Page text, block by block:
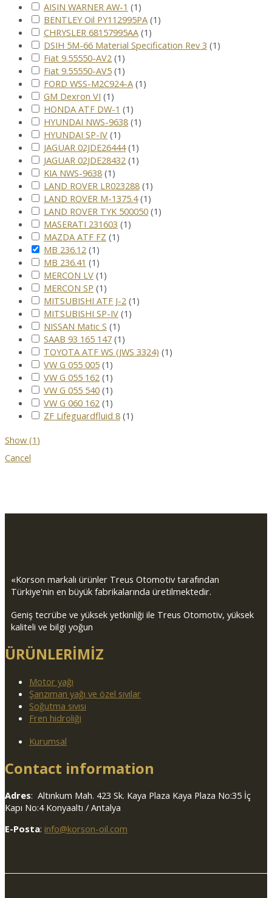
AISIN WARNER AW-1 (1 )
BENTLEY Oil PY112995PA (1 )
CHRYSLER 68157995AA (1 )
DSIH 5M-66 Material Specification Rev 3 (1 )
Fiat 9.55550-AV2 (1 )
Fiat 9.55550-AV5 (1 )
FORD WSS-M2C924-A (1 )
GM Dexron VI (1 )
HONDA ATF DW-1 (1 )
HYUNDAI NWS-9638 (1 )
HYUNDAI SP-IV (1 )
JAGUAR 02JDE26444 (1 )
JAGUAR 02JDE28432 (1 )
KIA NWS-9638 (1 )
LAND ROVER LR023288 (1 )
LAND ROVER M-1375.4 (1 )
LAND ROVER TYK 500050 (1 )
MASERATI 231603 (1 )
MAZDA ATF FZ (1 )
MB 236.12 (1 )
MB 236.41 (1 )
MERCON LV (1 )
MERCON SP (1 )
MITSUBISHI ATF J-2 (1 )
MITSUBISHI SP-IV (1 )
NISSAN Matic S (1 )
SAAB 93 165 147 (1 )
TOYOTA ATF WS (JWS 3324) (1 )
VW G 055 005 (1 )
VW G 055 162 (1 )
VW G 055 540 (1 )
VW G 060 162 (1 )
ZF Lifeguardfluid 8 (1 )
Show (1 )
Cancel
«Korson markalı ürünler Treus Otomotiv tarafından
Türkiye'nin en büyük fabrikalarında üretilmektedir.
Geniş tecrübe ve yüksek yetkinliği ile Treus Otomotiv, yüksek
kaliteli ve bilgi yoğun
ÜRÜNLERİMİZ
Motor yağı
Şanzıman yağı ve özel sıvılar
Soğutma sıvısı
Fren hidroliği
Kurumsal
Contact information
Adres: Altınkum Mah. 423 Sk. Kaya Plaza Kaya Plaza No:35 İç
Kapı No:4 Konyaaltı / Antalya
E-Posta: info@korson-oil.com